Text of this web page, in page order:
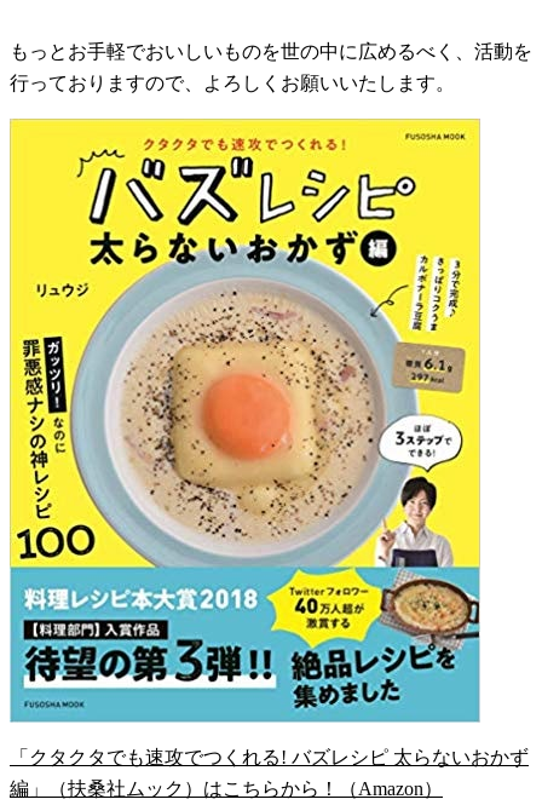
もっとお手軽でおいしいものを世の中に広めるべく、活動を
行っておりますので、よろしくお願いいたします。
「クタクタでも速攻でつくれる! バズレシピ 太らないおかず
編」（扶桑社ムック）はこちらから！（Amazon）